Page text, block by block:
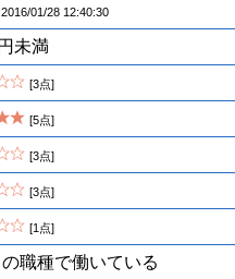
01/28 12:40:30
未満
[3点]
[5点]
[3点]
[3点]
[1点]
職種で働いている